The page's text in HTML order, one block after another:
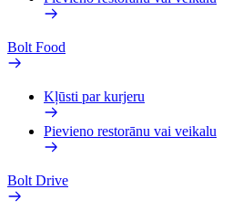
Bolt Food
Kļūsti par kurjeru
Pievieno restorānu vai veikalu
Bolt Drive